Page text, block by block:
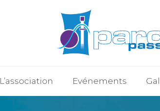
L’association Evénements